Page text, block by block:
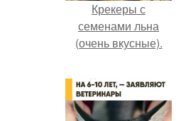
Крекеры с
семенами льна
(очень вкусные).